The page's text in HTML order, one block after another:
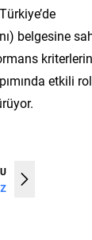
belgesine
etkili rol